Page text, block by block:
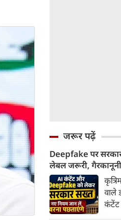
जरूर पढ़ें
Deepfake पर
लेबल जरूरी, गैरकानूनी
होगी, नए नियम जान
वाले
कंटेंट